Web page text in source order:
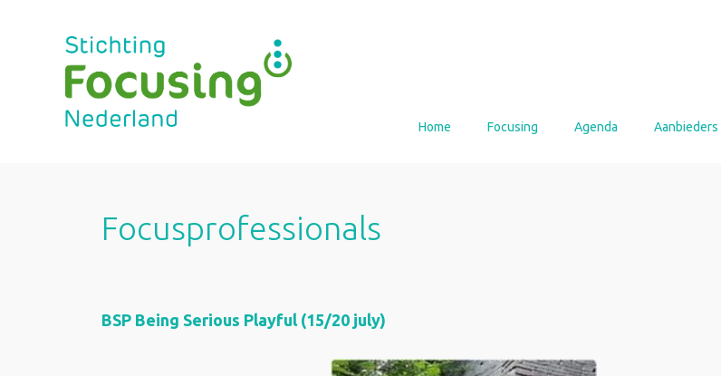
Home Focusing Agenda Aanbieders
Focusprofessionals
BSP Being Serious Playful (15/20 july)